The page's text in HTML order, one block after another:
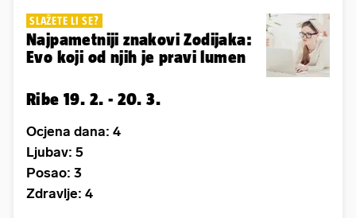
SLAŽETE LI SE?
Najpametniji znakovi Zodijaka:
Evo koji od njih je pravi lumen
Ribe 19. 2. - 20. 3.
Ocjena dana: 4
Ljubav: 5
Posao: 3
Zdravlje: 4